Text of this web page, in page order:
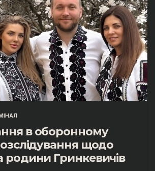
в оборонному
щодо
родини Гринкевичів